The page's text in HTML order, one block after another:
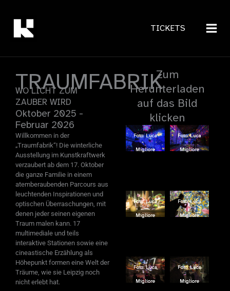
Inhalt
springen
TICKETS
TRAUMFABRIK
WO LICHT ZUM
ZAUBER WIRD
Oktober 2025 -
Februar 2026
Willkommen in der
„Traumfabrik“! Die winterliche
Ausstellung im Kunstkraftwerk
verzaubert ab dem 17. Oktober
die ganze Familie in einem
atemberaubenden Parcours aus
leuchtenden Inspirationen und
optischen Überraschungen, mit
denen jeder seinen eigenen
Traum malen kann. 17
multimediale und teils
interaktive Stationen sowie eine
cineastische Erzählung als
Höhepunkt formen eine Welt der
Träume, wie sie Leipzig noch
nicht erlebt hat.
Zum
Herunterladen
auf das Bild
klicken
Foto: Luca
Migliore
Foto: Luca
Migliore
Foto: Luca
Migliore
Foto: Luca
Migliore
Foto: Luca
Migliore
Foto: Luca
Migliore
Foto: Luca
Migliore
Foto: Luca
Migliore
Foto: Luca
Migliore
Foto: Luca
Migliore
Foto: Luca
Migliore
Foto: Luca
Migliore